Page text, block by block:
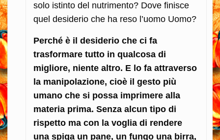
solo istinto del nutrimento? Dove finisce
quel desiderio che ha reso l’uomo Uomo?
Perché è il desiderio che ci fa
trasformare tutto in qualcosa di
migliore, niente altro. E lo fa attraverso
la manipolazione, cioè il gesto più
umano che si possa imprimere alla
materia prima. Senza alcun tipo di
rispetto ma con la voglia di rendere
una spiga un pane, un fungo una birra,